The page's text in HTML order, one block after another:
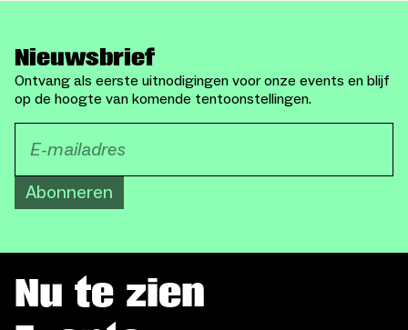
Nieuwsbrief
Ontvang als eerste uitnodigingen voor onze events en blijf
op de hoogte van komende tentoonstellingen.
Abonneren
Nu te zien